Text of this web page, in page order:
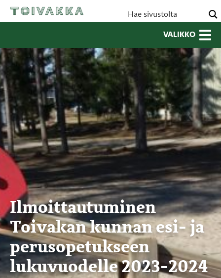
VALIKKO
Ilmoittautuminen
Toivakan kunnan esi- ja
perusopetukseen
lukuvuodelle 2023-2024